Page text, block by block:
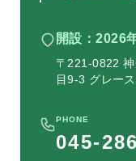
開設：2026
〒221-0822
目9‐3 グレー
PHONE
045-